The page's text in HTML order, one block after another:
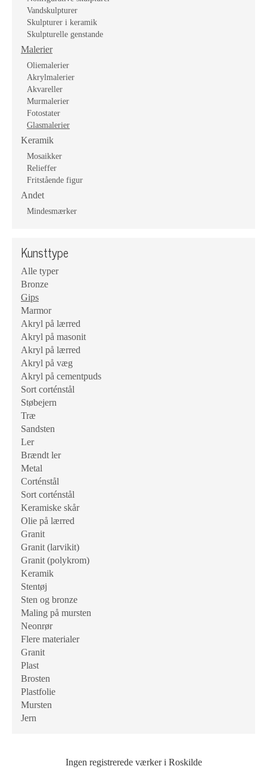
Vandskulpturer
Skulpturer i keramik
Skulpturelle genstande
Malerier
Oliemalerier
Akrylmalerier
Akvareller
Murmalerier
Fotostater
Glasmalerier
Keramik
Mosaikker
Relieffer
Fritstående figur
Andet
Mindesmærker
Kunsttype
Alle typer
Bronze
Gips
Marmor
Akryl på lærred
Akryl på masonit
Akryl på lærred
Akryl på væg
Akryl på cementpuds
Sort corténstål
Støbejern
Træ
Sandsten
Ler
Brændt ler
Metal
Corténstål
Sort corténstål
Keramiske skår
Olie på lærred
Granit
Granit (larvikit)
Granit (polykrom)
Keramik
Stentøj
Sten og bronze
Maling på mursten
Neonrør
Flere materialer
Granit
Plast
Brosten
Plastfolie
Mursten
Jern
Ingen registrerede værker i Roskilde